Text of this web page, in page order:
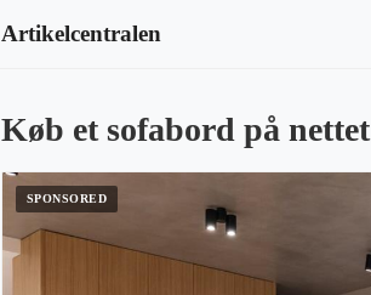
Artikelcentralen
Køb et sofabord på nettet